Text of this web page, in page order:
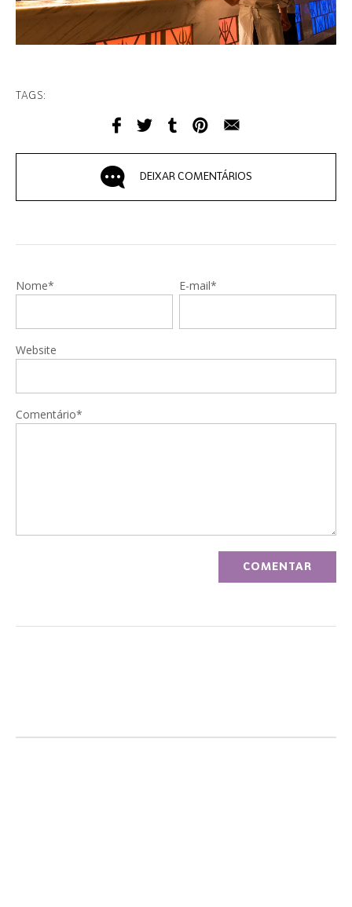
TAGS:
DEIXAR COMENTÁRIOS
Nome* E-mail*
Website
Comentário*